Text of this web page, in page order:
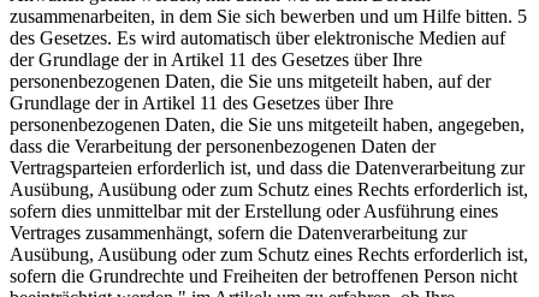
zusammenarbeiten, in dem Sie sich bewerben und um Hilfe bitten. 5
des Gesetzes. Es wird automatisch über elektronische Medien auf
der Grundlage der in Artikel 11 des Gesetzes über Ihre
personenbezogenen Daten, die Sie uns mitgeteilt haben, auf der
Grundlage der in Artikel 11 des Gesetzes über Ihre
personenbezogenen Daten, die Sie uns mitgeteilt haben, angegeben,
dass die Verarbeitung der personenbezogenen Daten der
Vertragsparteien erforderlich ist, und dass die Datenverarbeitung zur
Ausübung, Ausübung oder zum Schutz eines Rechts erforderlich ist,
sofern dies unmittelbar mit der Erstellung oder Ausführung eines
Vertrages zusammenhängt, sofern die Datenverarbeitung zur
Ausübung, Ausübung oder zum Schutz eines Rechts erforderlich ist,
sofern die Grundrechte und Freiheiten der betroffenen Person nicht